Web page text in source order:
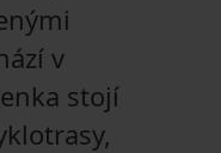
v
stojí